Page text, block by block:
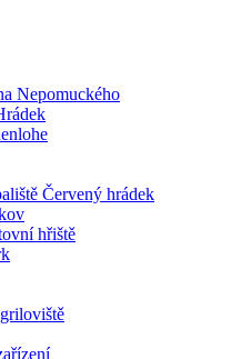
Nepomuckého
Červený hrádek
hřiště